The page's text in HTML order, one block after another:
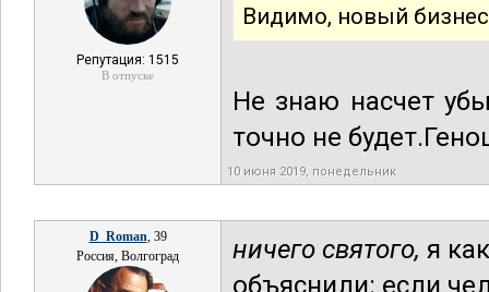
Репутация: 1515
В отпуске
Видимо, новый
Не знаю насчет
точно не
10 июня 2019, понедельник
D_Roman, 39
Россия, Волгоград
ничего святого, я
объяснили: если